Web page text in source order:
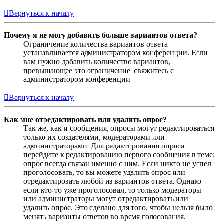
Вернуться к началу
Почему я не могу добавить больше вариантов ответа?
Ограничение количества вариантов ответа
устанавливается администратором конференции. Если
вам нужно добавить количество вариантов,
превышающее это ограничение, свяжитесь с
администратором конференции.
Вернуться к началу
Как мне отредактировать или удалить опрос?
Так же, как и сообщения, опросы могут редактироваться
только их создателями, модераторами или
администраторами. Для редактирования опроса
перейдите к редактированию первого сообщения в теме;
опрос всегда связан именно с ним. Если никто не успел
проголосовать, то вы можете удалить опрос или
отредактировать любой из вариантов ответа. Однако
если кто-то уже проголосовал, то только модераторы
или администраторы могут отредактировать или
удалить опрос. Это сделано для того, чтобы нельзя было
менять варианты ответов во время голосования.